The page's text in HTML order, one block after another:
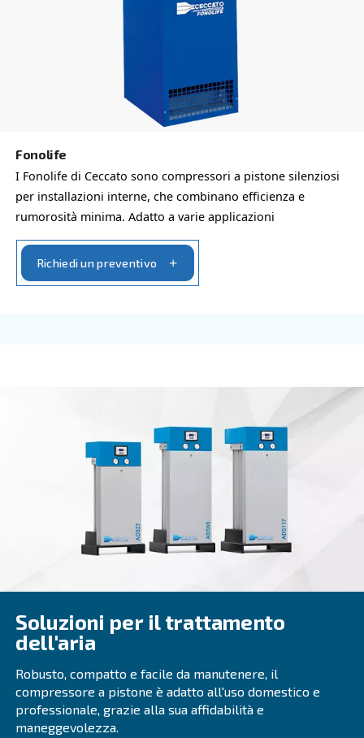
Scopri i compressori Blueline di Ceccato,
incontra la modernità. Soluzioni per l'aria
affidabili ed efficaci su misura per te.
Richiedi un preventivo
Progettato per i professionisti, Beltair PRO offre
durata e capacità di alta pressione senza pari. La
affidabile per le attività più impegnative.